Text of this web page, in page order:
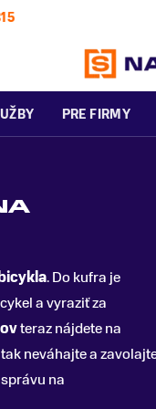
sezónu už dnes!
PRE FIRMY
. Do kufra je
a vyraziť za
teraz nájdete na
neváhajte a
na